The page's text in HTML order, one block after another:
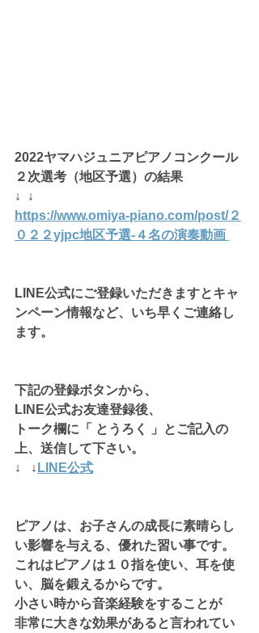
2022ヤマハジュニアピアノコンクール
２次選考（地区予選）の結果
↓  ↓
https://www.omiya-piano.com/post/２
０２２yjpc地区予選-４名の演奏動画
LINE公式にご登録いただきますとキャ
ンペーン情報など、いち早くご連絡し
ます。
下記の登録ボタンから、
LINE公式お友達登録後、
トーク欄に「 とうろく 」とご記入の
上、送信して下さい。
↓   ↓ LINE公式
ピアノは、お子さんの成長に素晴らし
い影響を与える、優れた習い事です。
これはピアノは１０指を使い、耳を使
い、脳を鍛えるからです。
小さい時から音楽経験をすることが
非常に大きな効果があると言われてい